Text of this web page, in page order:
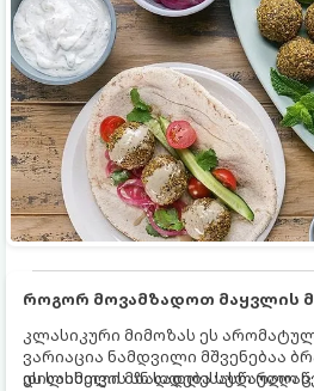
როგორ მოვამზადოთ მაყვლის
კლასიკური მიმოზას ეს
ვარიაცია ნამდვილი მშვენებაა
დილისთვის ან სადღესასწაულო
ეს სასმელი მზადდება სულ რაღაც